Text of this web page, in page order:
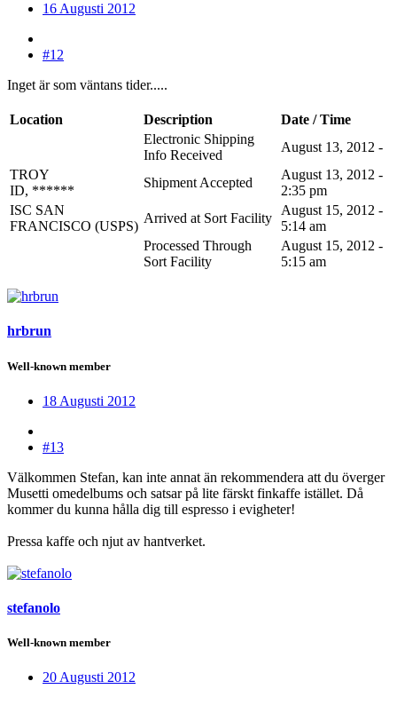
16 Augusti 2012
#12
Inget är som väntans tider.....
Location Description
Date / Time
Electronic Shipping
Info Received
August 13, 2012 -
TROY
ID, ******
Shipment Accepted
August 13, 2012 -
2:35 pm
ISC SAN
FRANCISCO (USPS)
Arrived at Sort Facility
August 15, 2012 -
5:14 am
Processed Through
Sort Facility
August 15, 2012 -
5:15 am
hrbrun
Well-known member
18 Augusti 2012
#13
Välkommen Stefan, kan inte annat än rekommendera att du överger
Musetti omedelbums och satsar på lite färskt finkaffe istället. Då
kommer du kunna hålla dig till espresso i evigheter!
Pressa kaffe och njut av hantverket.
stefanolo
Well-known member
20 Augusti 2012